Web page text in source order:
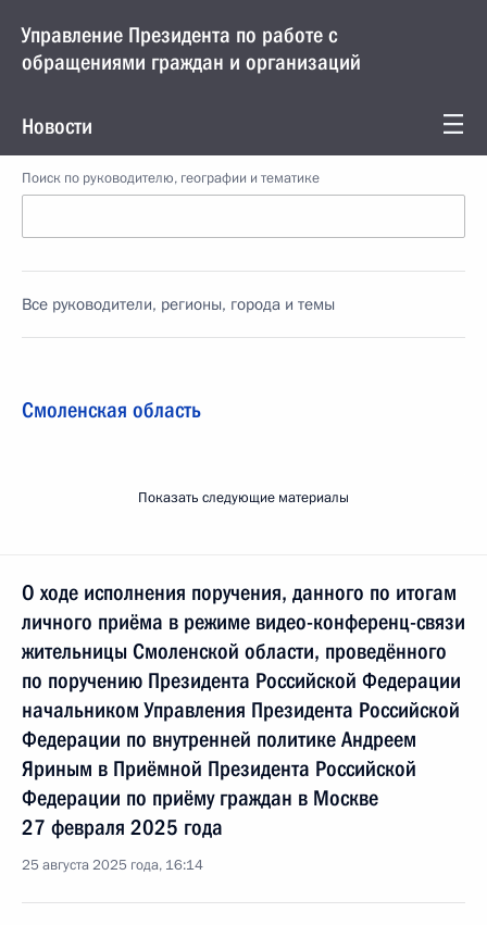
Управление Президента по работе с
обращениями граждан и организаций
Новости
Поиск по руководителю, географии и тематике
Все руководители, регионы, города и темы
Смоленская область
Показать следующие материалы
О ходе исполнения поручения, данного по итогам
личного приёма в режиме видео-конференц-связи
жительницы Смоленской области, проведённого
по поручению Президента Российской Федерации
начальником Управления Президента Российской
Федерации по внутренней политике Андреем
Яриным в Приёмной Президента Российской
Федерации по приёму граждан в Москве
27 февраля 2025 года
25 августа 2025 года, 16:14